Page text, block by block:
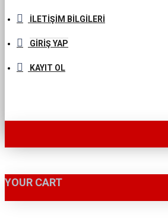
İLETIŞIM BILGILERI
GIRIŞ YAP
KAYIT OL
YOUR CART